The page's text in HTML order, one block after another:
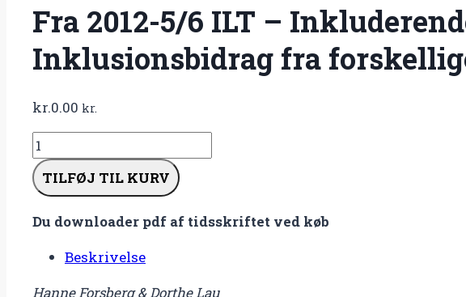
Fra 2012-5/6 ILT –
Inklusionsbidrag fra
kr.0.00 kr.
Fra
2012-
5/6
–
Inkluderende
TILFØJ TIL KURV
Du downloader pdf af tidsskriftet ved køb
Beskrivelse
Hanne Forsberg & Dorthe Lau